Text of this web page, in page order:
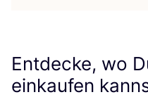
Entdecke, wo
einkaufen